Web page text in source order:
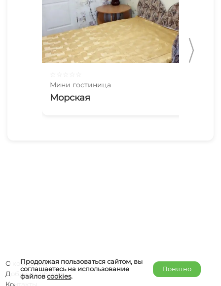
Мини гостиница
Морская
Продолжая пользоваться сайтом, вы
соглашаетесь на использование
файловcookies.
Понятно
О компании
Добавить объект
Контакты